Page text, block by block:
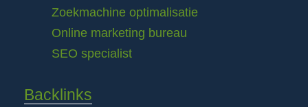
Zoekmachine optimalisatie
Online marketing bureau
SEO specialist
Backlinks